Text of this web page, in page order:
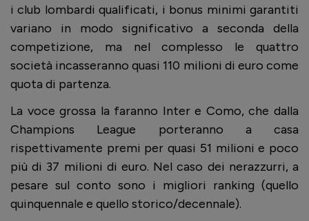
i club lombardi qualificati, i bonus minimi garantiti
variano in modo significativo a seconda della
competizione, ma nel complesso le quattro
società incasseranno quasi 110 milioni di euro come
quota di partenza.
La voce grossa la faranno Inter e Como, che dalla
Champions League porteranno a casa
rispettivamente premi per quasi 51 milioni e poco
più di 37 milioni di euro. Nel caso dei nerazzurri, a
pesare sul conto sono i migliori ranking (quello
quinquennale e quello storico/decennale).